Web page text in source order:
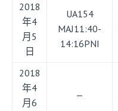
2018
年4
月5
日
UA154
MAJ11:40-
14:16PNI
2018
年4
月6
—